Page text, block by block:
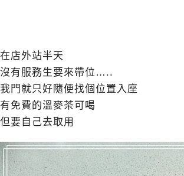
在店外站半天
沒有服務生要來帶位…..
我門就只好隨便找個位置入座
有免費的溫麥茶可喝
但要自己去取用